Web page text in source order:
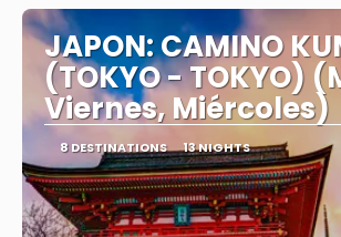
JAPON: CAMINO
(TOKYO - TOKYO)
Viernes, Miércoles)
8 DESTINATIONS 13 NIGHTS